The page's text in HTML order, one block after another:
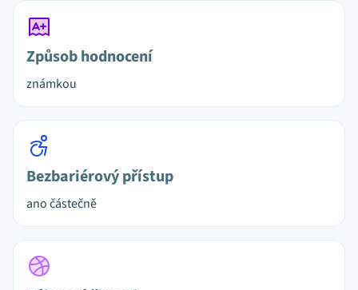
Způsob hodnocení
známkou
Bezbariérový přístup
ano částečně